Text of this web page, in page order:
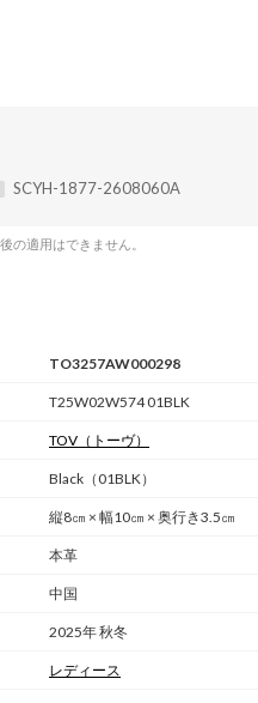
SCYH-1877-2608060A
の適用はできません。
TO3257AW000298
T25W02W574 01BLK
TOV （トーヴ）
Black（01BLK）
縦8㎝ × 幅10㎝ × 奥行き3.5㎝
本革
中国
2025年 秋冬
レディース